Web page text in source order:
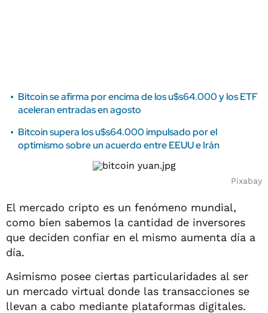
Bitcoin se afirma por encima de los u$s64.000 y los ETF
aceleran entradas en agosto
Bitcoin supera los u$s64.000 impulsado por el
optimismo sobre un acuerdo entre EEUU e Irán
Pixabay
El mercado cripto es un fenómeno mundial,
como bien sabemos la cantidad de inversores
que deciden confiar en el mismo aumenta día a
día.
Asimismo posee ciertas particularidades al ser
un mercado virtual donde las transacciones se
llevan a cabo mediante plataformas digitales.